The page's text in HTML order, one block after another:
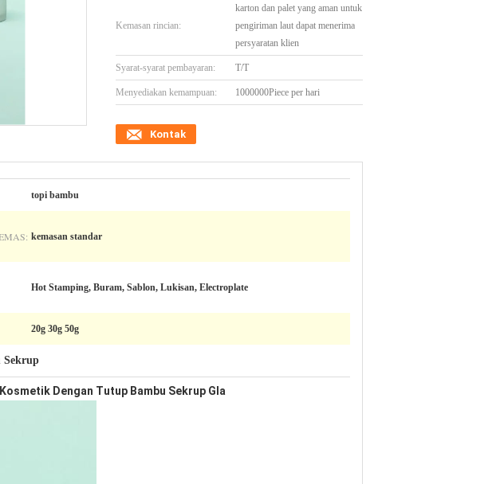
Kemasan rincian:
karton dan palet yang aman untuk
pengiriman laut dapat menerima
persyaratan klien
Syarat-syarat pembayaran: T/T
Menyediakan kemampuan: 1000000Piece per hari
Kontak
topi bambu
kemasan standar
Hot Stamping, Buram, Sablon, Lukisan, Electroplate
20g 30g 50g
Sekrup
Dengan Tutup Bambu Sekrup Gla